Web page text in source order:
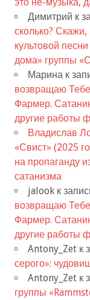
Димитрий к
сколько?
культовой
дома» группы
Марина к
возвращаю
Фармер.
другие работы
Владислав
«Свист» (2025
на пропаганду
сатанизма
jalook к
возвращаю
Фармер.
другие работы
Antony_Zet к
серого»:
Antony_Zet к
группы